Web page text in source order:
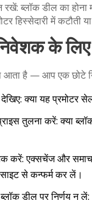
रखें: ब्लॉक डील का
हिस्सेदारी में कटौती
के
आता है — आप एक छोटे
क्या यह प्रमोटर
तुलना करें: क्या
चेक करें: एक्सचेंज और
साइट से कन्फर्म कर लें।
डील पर निर्णय न